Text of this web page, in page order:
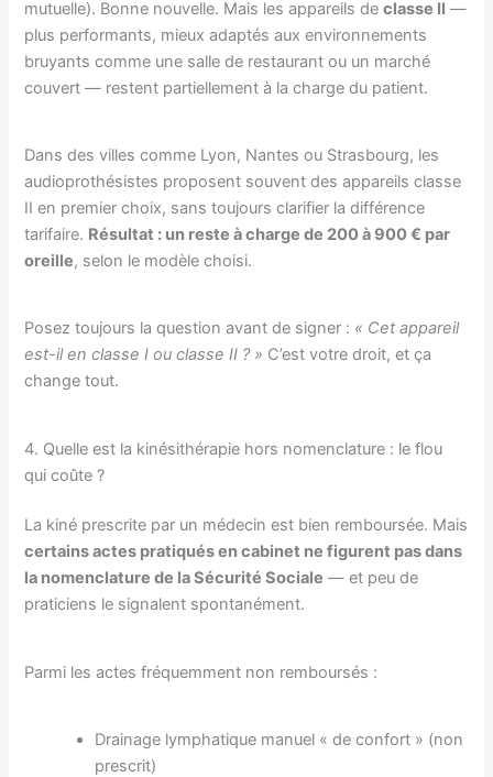
mutuelle). Bonne nouvelle. Mais les appareils declasse II —
plus performants, mieux adaptés aux environnements
bruyants comme une salle de restaurant ou un marché
couvert — restent partiellement à la charge du patient.
Dans des villes comme Lyon, Nantes ou Strasbourg, les
audioprothésistes proposent souvent des appareils classe
II en premier choix, sans toujours clarifier la différence
tarifaire. Résultat : un reste à charge de 200 à 900 € par
oreille, selon le modèle choisi.
Posez toujours la question avant de signer : « Cet appareil
est-il en classe I ou classe II ? » C’est votre droit, et ça
change tout.
4. Quelle est la kinésithérapie hors nomenclature : le flou
qui coûte ?
La kiné prescrite par un médecin est bien remboursée. Mais
certains actes pratiqués en cabinet ne figurent pas dans
la nomenclature de la Sécurité Sociale — et peu de
praticiens le signalent spontanément.
Parmi les actes fréquemment non remboursés :
Drainage lymphatique manuel « de confort » (non
prescrit)